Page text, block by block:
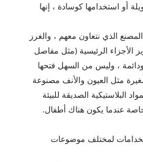
أو استخدامها كوسادة ، إنها
الذي نتعاون معهم ، والغرز
الأجزاء الرئيسية (مثل مفاصل
، وليس من السهل فتحها
مثل العيون والأنف مصنوعة
البلاستيكية الصديقة للبيئة
عندما يكون هناك أطفال.
لمختلف موضوعات